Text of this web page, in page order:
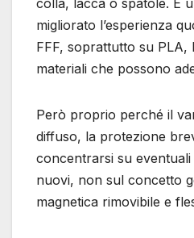
migliorato l’esperienza
FFF, soprattutto su PLA,
materiali che possono
Però proprio perché il
diffuso, la protezione
concentrarsi su eventuali
nuovi, non sul concetto
magnetica rimovibile e